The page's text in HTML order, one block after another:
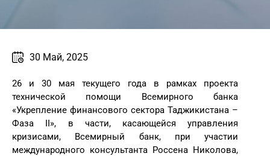
30 Май, 2025
26 и 30 мая текущего года в рамках проекта
технической помощи Всемирного банка
«Укрепление финансового сектора Таджикистана –
Фаза II», в части, касающейся управления
кризисами, Всемирный банк, при участии
международного консультанта Россена Николова,